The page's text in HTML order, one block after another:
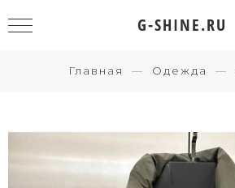
G-SHINE.RU
Главная Одежда